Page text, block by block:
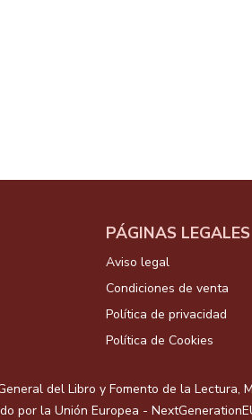
PÁGINAS LEGALES
Aviso legal
Condiciones de venta
Política de privacidad
Política de Cookies
del Libro y Fomento de la Lectura,
por la Unión Europea -